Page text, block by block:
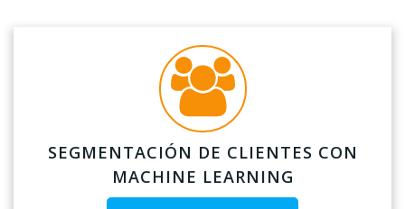
SEGMENTACIÓN DE CLIENTES CON
MACHINE LEARNING